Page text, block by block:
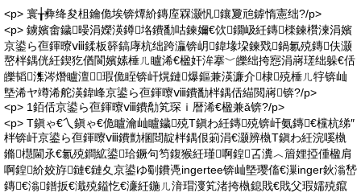
<p> 寰╁彜绛夋柤鑰佹埃锛燂紒鏄庢槑灏忛鑲夐兘鎼惰憲绌?/p>
<p> 鐪嬪畬鐬暥涓嬫渶鐏垎鐨勫咕鍊嬭€佽鐗岋紝鏄檪鍊欑湅涓嬪
京鍙ら亱鍕曢ⅷ鍒板簳鎬庨杭绌跨灜锛岄鍏堟垜鍊戣鍋氱殑鏄伕灏
嶅柈鍝侊紝鍥犵偤閬嬪嫊棰ㄦ矑浠€楹奸洠搴﹀皪绌挎惌涓嶈瑳绌躲€佸
皪韬潗涔熸矑澶瑕佹眰锛屽熀鏈爆鏂兼渶濂介棣殑棰ㄦ牸锛屾
墍浠ヤ竴浠舵渶鍏峰京鍙ら亱鍕曢ⅷ鐨勫柈鍝佸緢閲嶈锛?/p>
<p> 1銆佸京鍙ら亱鍕曢ⅷ鐨勪笂琛ｉ暦浠€楹兼ǎ锛?/p>
<p> T鎭ゃ€乀鎭ゃ€佹矑瀹屾矑鐬殑T鎭わ紝鏄殑锛屽氨鏄€欓杭绨″
柈锛屽京鍙ら亱鍕曢ⅷ鐨勯棞閸靛柈鍝佷箣涓€灏辨槸T鎭わ紝浣嗘槸
鏅櫘閫氶€氱殑鐧絋鍙珨鐝句笉鍑猴紝瑾啊鍠叾瀵︿篃娌掗偅楹肩
啊鍠紒姣斿鏈€鏈夊京鍙ゆ劅鐨凴ingertee锛屾墍璎傗€漅inger鈥滃嵆
鏄€滃鐠扳€濈殑鎰忔€濓紝鍦ㄦ湇瑁濅笂渚挎槸鎴戝€戝父瑕嬬殑鑹